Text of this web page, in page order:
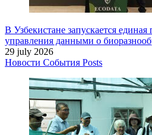
В Узбекистане запускается
управления данными о
29 july 2026
Новости События Posts